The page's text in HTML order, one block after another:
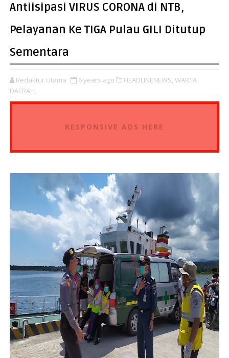
Antiisipasi VIRUS CORONA di NTB,
Pelayanan Ke TIGA Pulau GILI Ditutup
Sementara
Redaktur Utama 6 years ago HEADLINENEWS, WARTA
DAERAH,
RESPONSIVE ADS HERE